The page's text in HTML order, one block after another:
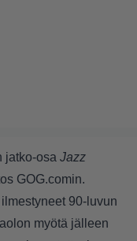
jatko-osa Jazz
GOG.comin.
90-luvun
myötä jälleen